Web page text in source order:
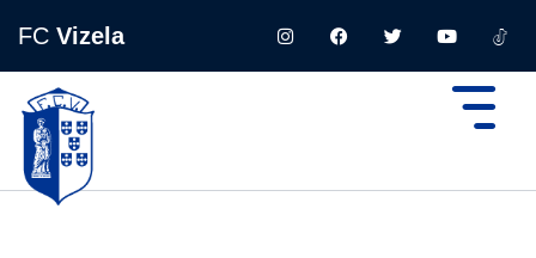
FC Vizela